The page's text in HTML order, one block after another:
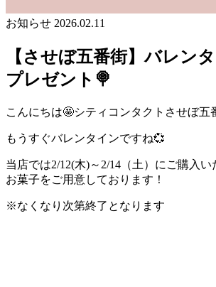
お知らせ 2026.02.11
【させぼ五番街】バレン
プレゼント🍭
こんにちは🤩シティコンタクトさせぼ五
もうすぐバレンタインですね💞
当店では2/12(木)～2/14（土）にご購入
お菓子をご用意しております！
※なくなり次第終了となります